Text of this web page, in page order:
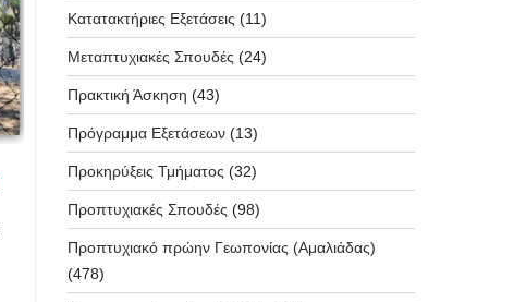
Κατατακτήριες Εξετάσεις (11)
Μεταπτυχιακές Σπουδές (24)
Πρακτική Άσκηση (43)
Πρόγραμμα Εξετάσεων(13)
Προκηρύξεις Τμήματος (32)
Προπτυχιακές Σπουδές (98)
Προπτυχιακό πρώην Γεωπονίας (Αμαλιάδας)
(478)